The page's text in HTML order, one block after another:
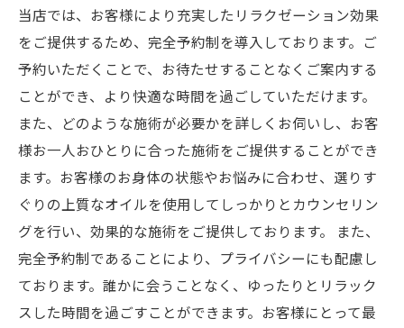
当店では、お客様により充実したリラクゼーション効果
をご提供するため、完全予約制を導入しております。ご
予約いただくことで、お待たせすることなくご案内する
ことができ、より快適な時間を過ごしていただけます。
また、どのような施術が必要かを詳しくお伺いし、お客
様お一人おひとりに合った施術をご提供することができ
ます。お客様のお身体の状態やお悩みに合わせ、選りす
ぐりの上質なオイルを使用してしっかりとカウンセリン
グを行い、効果的な施術をご提供しております。 また、
完全予約制であることにより、プライバシーにも配慮し
ております。誰かに会うことなく、ゆったりとリラック
スした時間を過ごすことができます。お客様にとって最